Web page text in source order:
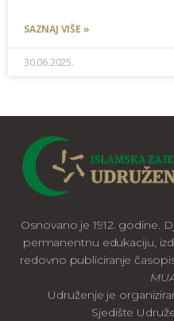
SAZNAJ VIŠE »
30.06.2025.
Osnovano je 1912. godine.
permanentnu edukaciju,
redovno publiciranje
Udruženje je
Sjedište